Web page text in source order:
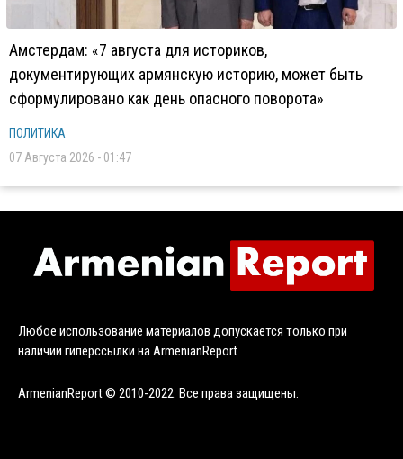
Амстердам: «7 августа для историков,
документирующих армянскую историю, может быть
сформулировано как день опасного поворота»
ПОЛИТИКА
07 Августа 2026 - 01:47
Любое использование материалов допускается только при
наличии гиперссылки на ArmenianReport
ArmenianReport © 2010-2022. Все права защищены.